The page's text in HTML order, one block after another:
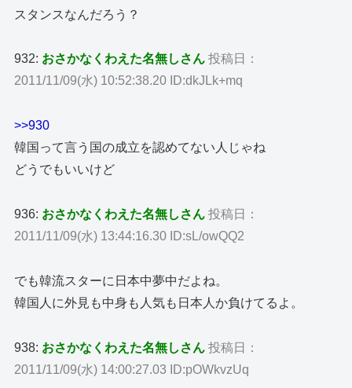
スタンスなんだろう？
932: おさかなくわえた名無しさん 投稿日：
2011/11/09(水) 10:52:38.20 ID:dkJLk+mq
>>930
韓国って言う国の成立を認めてない人じゃね
どうでもいいけど
936: おさかなくわえた名無しさん 投稿日：
2011/11/09(水) 13:44:16.30 ID:sL/owQQ2
でも韓流スターに日本中夢中だよね。
韓国人に外見も中身も人気も日本人か負けてるよ。
938: おさかなくわえた名無しさん 投稿日：
2011/11/09(水) 14:00:27.03 ID:pOWkvzUq